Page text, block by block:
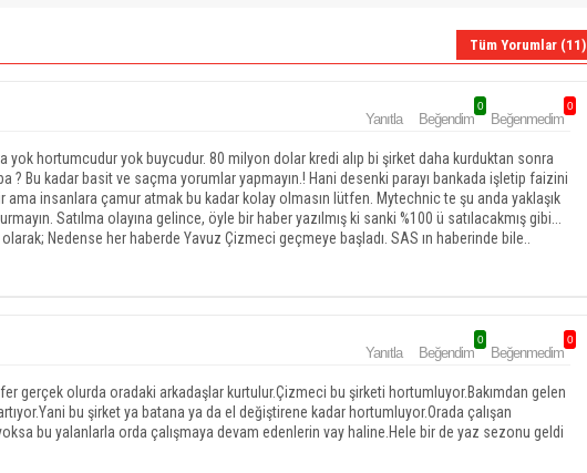
Tüm Yorumlar (11)
Yanıtla Beğendim
0
Beğenmedim
0
yok hortumcudur yok buycudur. 80 milyon dolar kredi alıp bi şirket daha kurduktan sonra
? Bu kadar basit ve saçma yorumlar yapmayın.! Hani desenki parayı bankada işletip faizini
ama insanlara çamur atmak bu kadar kolay olmasın lütfen. Mytechnic te şu anda yaklaşık
Satılma olayına gelince, öyle bir haber yazılmış ki sanki %100 ü satılacakmış gibi...
Nedense her haberde Yavuz Çizmeci geçmeye başladı. SAS ın haberinde bile..
Yanıtla Beğendim
0
Beğenmedim
0
gerçek olurda oradaki arkadaşlar kurtulur.Çizmeci bu şirketi hortumluyor.Bakımdan gelen
bu şirket ya batana ya da el değiştirene kadar hortumluyor.Orada çalışan
bu yalanlarla orda çalışmaya devam edenlerin vay haline.Hele bir de yaz sezonu geldi